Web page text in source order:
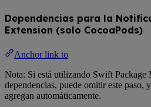
Dependencias para la
Extension (solo CocoaPods)
Anchor link to
Nota: Si está utilizando Swift Package
dependencias, puede omitir este paso,
agregan automáticamente.